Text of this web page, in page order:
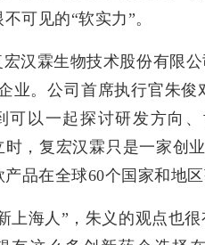
可见的“软实力”。
汉霖生物技术股份有限
业。公司首席执行官朱
可以一起探讨研发方向
时，复宏汉霖只是一家创
品在全球60个国家和地区
上海人”，朱义的观点也